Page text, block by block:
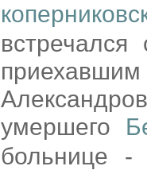
умершего
больнице -